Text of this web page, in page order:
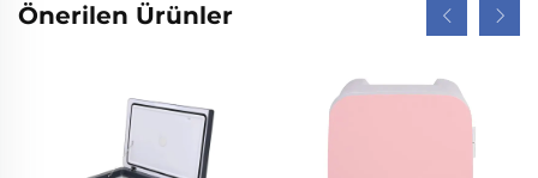
Önerilen Ürünler